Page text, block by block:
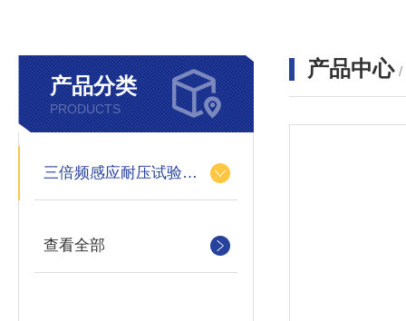
产品分类
PRODUCTS
三倍频感应耐压试验装置
查看全部
产品中心 /